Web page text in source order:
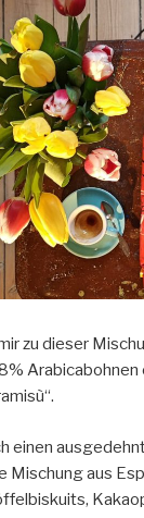
zu dieser
Arabicabohnen
einen
Mischung aus